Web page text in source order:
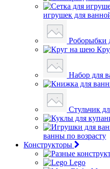
игрушек для
Роборыбки
Набор для
Стульчик
ванны по возрасту
Конструкторы
Lego